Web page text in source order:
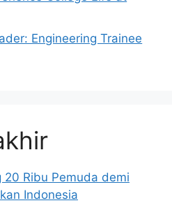
Engineering Trainee
20 Ribu Pemuda demi
Indonesia